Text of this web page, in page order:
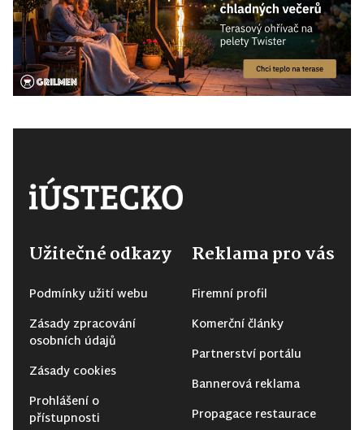
Užitečné odkazy
Podmínky užití webu
Zásady zpracování
osobních údajů
Zásady cookies
Prohlášení o
přístupnosti
Reklama pro vás
Firemní profil
Komerční články
Partnerství portálu
Bannerová reklama
Propagace restaurace